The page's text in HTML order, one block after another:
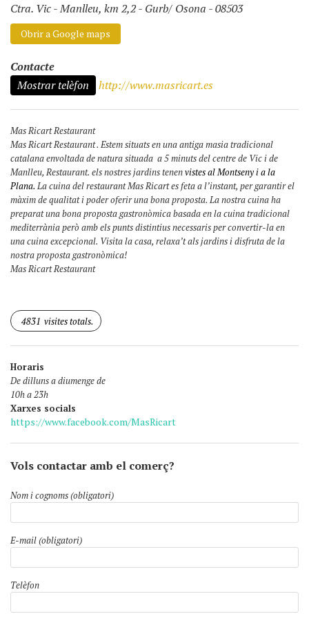
Ctra. Vic - Manlleu, km 2,2- Gurb/ Osona - 08503
Obrir a Google maps
Contacte
Mostrar telèfon
http://www.masricart.es
Mas Ricart Restaurant
Mas Ricart Restaurant . Estem situats en una antiga masia tradicional
catalana envoltada de natura situada a 5 minuts del centre de Vic i de
Manlleu, Restaurant. els nostres jardins tenenvistes al Montseny i a la
Plana. La cuina del restaurant Mas Ricart es feta a l’instant, per garantir el
màxim de qualitat i poder oferir una bona proposta. La nostra cuina ha
preparat una bona proposta gastronòmica basada en la cuina tradicional
mediterrània però amb els punts distintius necessaris per convertir-la en
una cuina excepcional. Visita la casa, relaxa’t als jardins i disfruta de la
nostra proposta gastronòmica!
Mas Ricart Restaurant
4831 visites totals.
Horaris
De dilluns a diumenge de
10h a 23h
Xarxes socials
https://www.facebook.com/MasRicart
Vols contactar amb el comerç?
Nom i cognoms (obligatori)
E-mail (obligatori)
Telèfon